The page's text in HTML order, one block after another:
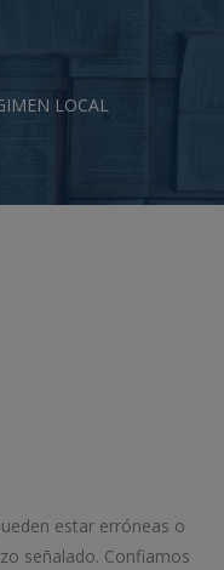
LOCAL
estar erróneas o
señalado. Confiamos